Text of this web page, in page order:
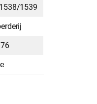
1539